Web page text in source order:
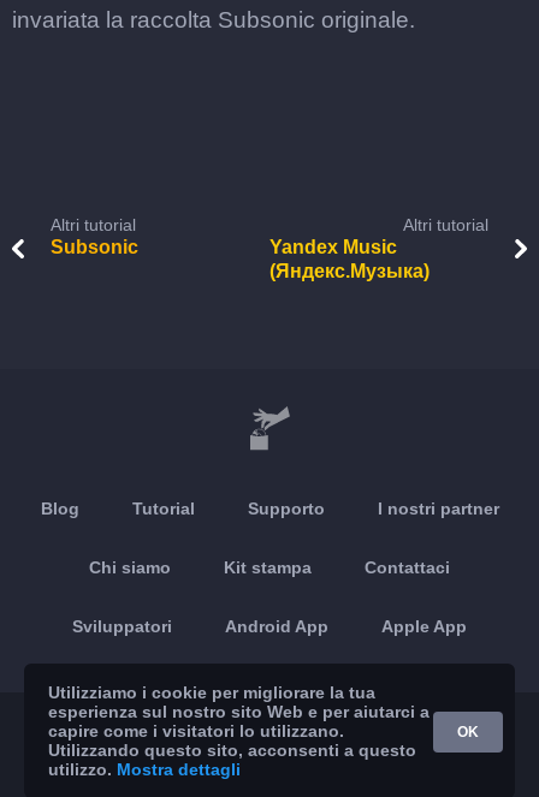
invariata la raccolta Subsonic originale.
Altri tutorial
Subsonic
Altri tutorial
Yandex Music
(Яндекс.Музыка)
Blog Tutorial Supporto I nostri partner
Chi siamo Kit stampa Contattaci
Sviluppatori Android App Apple App
© 2026 Brickoft Privacy Stato dei servizi
Utilizziamo i cookie per migliorare la tua
esperienza sul nostro sito Web e per aiutarci a
capire come i visitatori lo utilizzano.
Utilizzando questo sito, acconsenti a questo
utilizzo. Mostra dettagli
OK